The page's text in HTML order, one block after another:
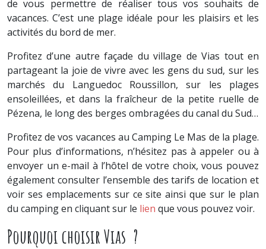
de vous permettre de réaliser tous vos souhaits de
vacances. C’est une plage idéale pour les plaisirs et les
activités du bord de mer.
Profitez d’une autre façade du village de Vias tout en
partageant la joie de vivre avec les gens du sud, sur les
marchés du Languedoc Roussillon, sur les plages
ensoleillées, et dans la fraîcheur de la petite ruelle de
Pézena, le long des berges ombragées du canal du Sud…
Profitez de vos vacances au Camping Le Mas de la plage.
Pour plus d’informations, n’hésitez pas à appeler ou à
envoyer un e-mail à l’hôtel de votre choix, vous pouvez
également consulter l’ensemble des tarifs de location et
voir ses emplacements sur ce site ainsi que sur le plan
du camping en cliquant sur le lien que vous pouvez voir.
Pourquoi choisir Vias ?